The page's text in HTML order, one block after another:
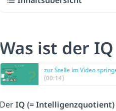
Was ist der
zur Stelle im Video
(00:14)
DerIQ (= Intelligenzquotient)